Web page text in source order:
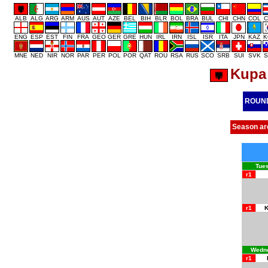
ALB ALG ARG ARM AUS AUT AZE BEL BIH BLR BOL BRA BUL CHI CHN COL
ENG ESP EST FIN FRA GEO GER GRE HUN IRL IRN ISL ISR ITA JPN KAZ
MNE NED NIR NOR PAR PER POL POR QAT ROU RSA RUS SCO SRB SUI SVK
Season
r1
r1
r1